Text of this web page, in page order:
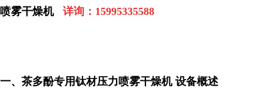
喷雾干燥机 详询： 15995335588
一、 茶多酚专用钛材压力喷雾干燥机 设备概述